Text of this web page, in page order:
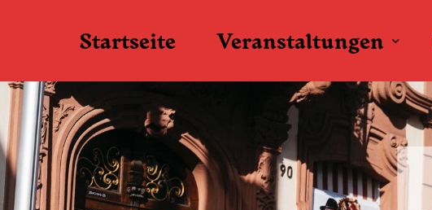
Startseite Veranstaltungen
Kartenverkauf